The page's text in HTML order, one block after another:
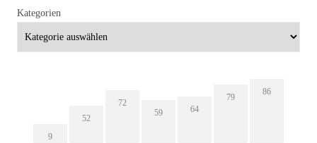
Kategorien
9
52
72
59 64
79
86